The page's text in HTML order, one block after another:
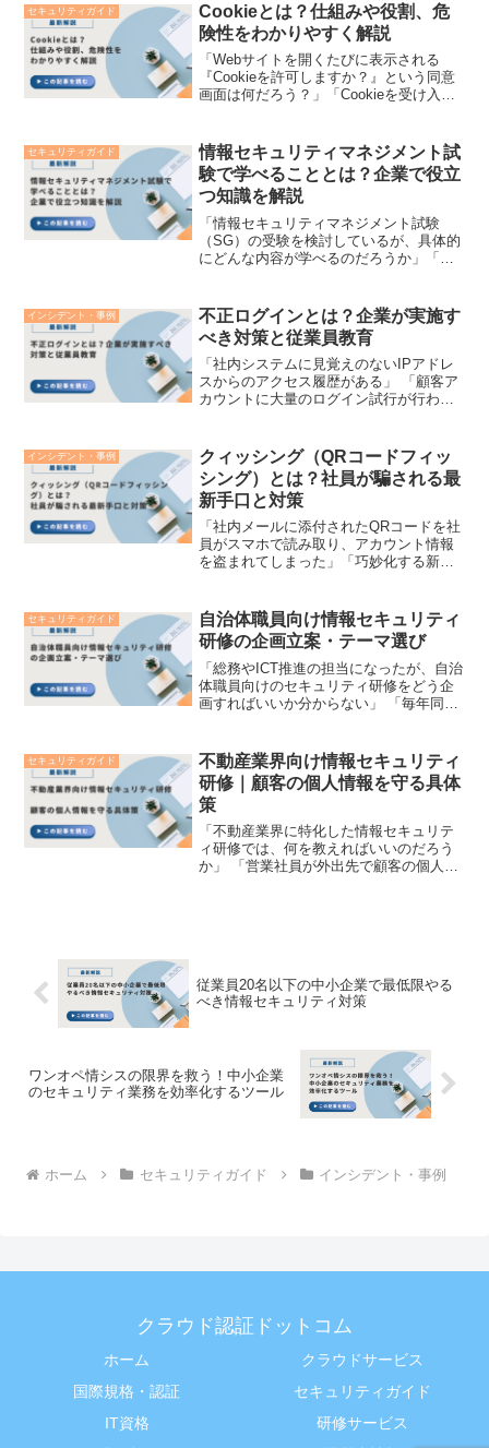
セキュリティガイド
Cookieとは？仕組みや役割、危
険性をわかりやすく解説
「Webサイトを開くたびに表示される
『Cookieを許可しますか？』という同意
画面は何だろう？」「Cookieを受け入れ
ーネットを利用していると、ほぼ毎日の
ように目にす...
セキュリティガイド
情報セキュリティマネジメント試
験で学べることとは？企業で役立
つ知識を解説
「情報セキュリティマネジメント試験
（SG）の受験を検討しているが、具体的
にどんな内容が学べるのだろうか」「資
せるのだろう」この試験は、ITを「開発
する人」ではなく、企業...
インシデント・事例
不正ログインとは？企業が実施す
べき対策と従業員教育
「社内システムに見覚えのないIPアドレ
スからのアクセス履歴がある」 「顧客ア
カウントに大量のログイン試行が行わ
ン）やテレワークの普及に伴い、多くの
業務システムがクラウド...
インシデント・事例
クィッシング（QRコードフィッ
シング）とは？社員が騙される最
新手口と対策
「社内メールに添付されたQRコードを社
員がスマホで読み取り、アカウント情報
を盗まれてしまった」「巧妙化する新し
う」 このような新たなサイバー脅威に対
する不安を抱える総務...
セキュリティガイド
自治体職員向け情報セキュリティ
研修の企画立案・テーマ選び
「総務やICT推進の担当になったが、自治
体職員向けのセキュリティ研修をどう企
画すればいいか分からない」 「毎年同じ
に、地方自治体（都道府県・市区町村）
や公的機関の研修...
セキュリティガイド
不動産業界向け情報セキュリティ
研修｜顧客の個人情報を守る具体
策
「不動産業界に特化した情報セキュリテ
ィ研修では、何を教えればいいのだろう
か」 「営業社員が外出先で顧客の個人情
従業員20名以下の中小企業で最低限やる
べき情報セキュリティ対策
ワンオペ情シスの限界を救う！中小企業
のセキュリティ業務を効率化するツール
ホーム セキュリティガイド インシデント・事例
クラウド認証ドットコム
ホーム
クラウドサービス
国際規格・認証
セキュリティガイド
IT資格
研修サービス